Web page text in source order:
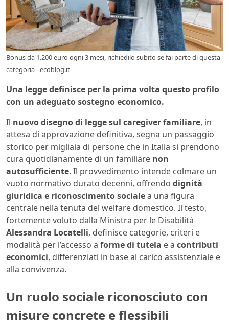
Bonus da 1.200 euro ogni 3 mesi, richiedilo subito se fai parte di questa
categoria - ecoblog.it
Una legge definisce per la prima volta questo profilo
con un adeguato sostegno economico.
Il nuovo disegno di legge sul caregiver familiare, in
attesa di approvazione definitiva, segna un passaggio
storico per migliaia di persone che in Italia si prendono
cura quotidianamente di un familiare non
autosufficiente. Il provvedimento intende colmare un
vuoto normativo durato decenni, offrendo dignità
giuridica e riconoscimento socialea una figura
centrale nella tenuta del welfare domestico. Il testo,
fortemente voluto dalla Ministra per le Disabilità
Alessandra Locatelli, definisce categorie, criteri e
modalità per l’accesso a forme di tutela e a contributi
economici, differenziati in base al carico assistenziale e
alla convivenza.
Un ruolo sociale riconosciuto con
misure concrete e flessibili